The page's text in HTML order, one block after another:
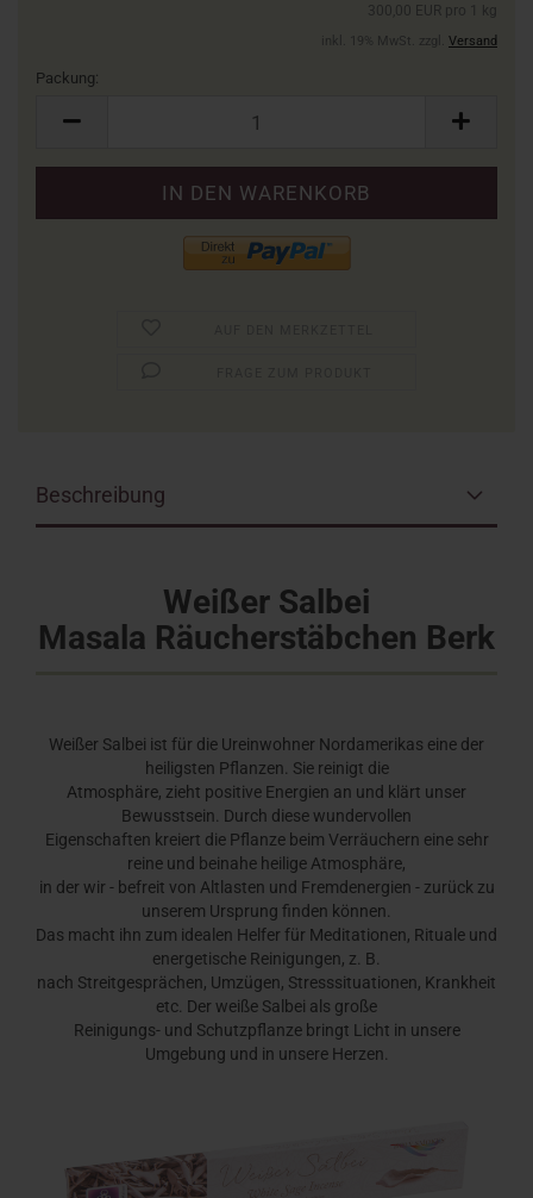
300,00 EUR pro 1 kg
inkl. 19% MwSt. zzgl. Versand
Packung:
Beschreibung
Weißer Salbei
Masala Räucherstäbchen Berk
Weißer Salbei ist für die Ureinwohner Nordamerikas eine der
heiligsten Pflanzen. Sie reinigt die
Atmosphäre, zieht positive Energien an und klärt unser
Bewusstsein. Durch diese wundervollen
Eigenschaften kreiert die Pflanze beim Verräuchern eine sehr
reine und beinahe heilige Atmosphäre,
in der wir - befreit von Altlasten und Fremdenergien - zurück zu
unserem Ursprung finden können.
Das macht ihn zum idealen Helfer für Meditationen, Rituale und
energetische Reinigungen, z. B.
nach Streitgesprächen, Umzügen, Stresssituationen, Krankheit
etc. Der weiße Salbei als große
Reinigungs- und Schutzpflanze bringt Licht in unsere
Umgebung und in unsere Herzen.